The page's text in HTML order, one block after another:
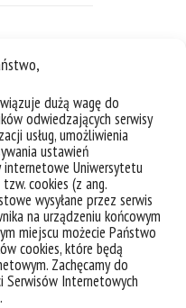
dużą wagę do
odwiedzających serwisy
usług, umożliwienia
ustawień
internetowe Uniwersytetu
cookies (z ang.
wysyłane przez serwis
na urządzeniu końcowym
miejscu możecie Państwo
cookies, które będą
Zachęcamy do
Serwisów Internetowych